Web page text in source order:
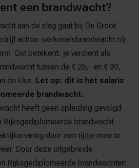
een brandwacht?
aan de slag gaat bij De Groot
achter werkenalsbrandwacht.nl )
Dat betekent: je verdient als
tussen de € 25,- en € 30,-
de klus. Let op: dit is het salaris
brandwacht.
heeft geen opleiding gevolgd
Rijksgediplomeerde brandwacht
door een tijdje mee te
Door deze uitgebreide
Rijksgediplomeerde brandwachten